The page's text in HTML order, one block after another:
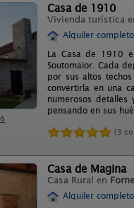
Casa de 1910
Vivienda turística
Alquiler completo
La Casa de 1910
Soutomaior. Cada
por sus altos
convertirla en una
numerosos
pensando en sus
(3
Casa de Magina
Casa Rural en
Alquiler completo